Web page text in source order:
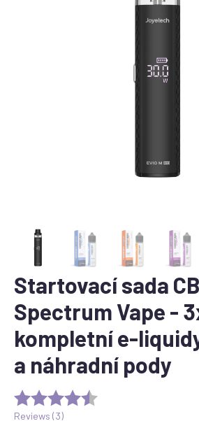
Startovací sada
Spectrum Vape -
kompletní e-
a náhradní pody
Reviews (3)